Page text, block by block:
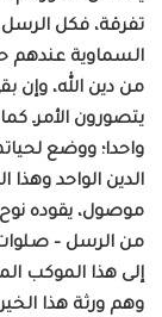
تفرقة، فكل
السماوية عندهم
من دين الله، وإن
يتصورون الأمرـ
واحدا؛ ووضع
الدين الواحد
موصول، يقوده
من الرسل –
إلى هذا الموكب
وهم ورثة هذا